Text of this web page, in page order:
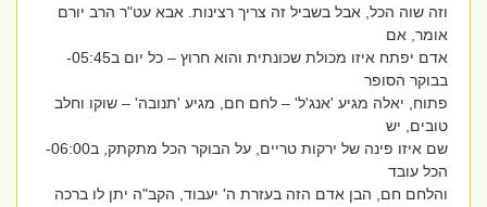
וזה שוה הכל, אבל בשביל זה צריך רצינות. אבא עט"ר הרב יורם
אומר, אם
אדם יפתח איזו מכולת שכונתית והוא חרוץ – כל יום ב05:45-
בבוקר הסופר
פתוח, יאלה מגיע 'אנג'ל' – לחם חם, מגיע 'תנובה' – שוקו וחלב
טובים, יש
שם איזו פינה של ירקות טריים, על הבוקר הכל מתקתק, ב06:00-
הכל עובד
והלחם חם, הבן אדם הזה בעזרת ה' יעבוד, הקב"ה יתן לו ברכה